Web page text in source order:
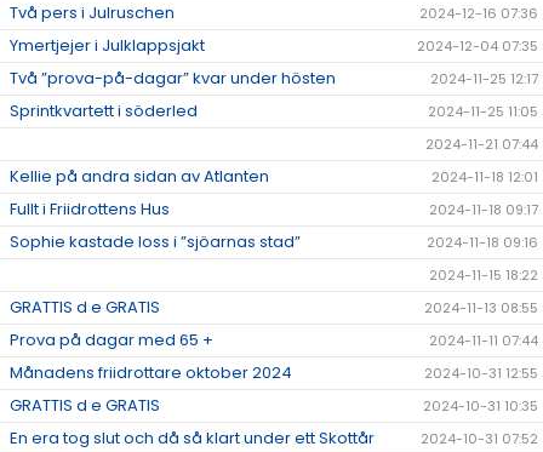
Två pers i Julruschen 2024-12-16 07:36
Ymertjejer i Julklappsjakt 2024-12-04 07:35
Två ”prova-på-dagar” kvar under hösten 2024-11-25 12:17
Sprintkvartett i söderled
2024-11-25 11:05
2024-11-21 07:44
Kellie på andra sidan av Atlanten 2024-11-18 12:01
Fullt i Friidrottens Hus 2024-11-18 09:17
Sophie kastade loss i ”sjöarnas stad”
2024-11-18 09:16
2024-11-15 18:22
GRATTIS d e GRATIS 2024-11-13 08:55
Prova på dagar med 65 + 2024-11-11 07:44
Månadens friidrottare oktober 2024 2024-10-31 12:55
GRATTIS d e GRATIS 2024-10-31 10:35
En era tog slut och då så klart under ett Skottår 2024-10-31 07:52